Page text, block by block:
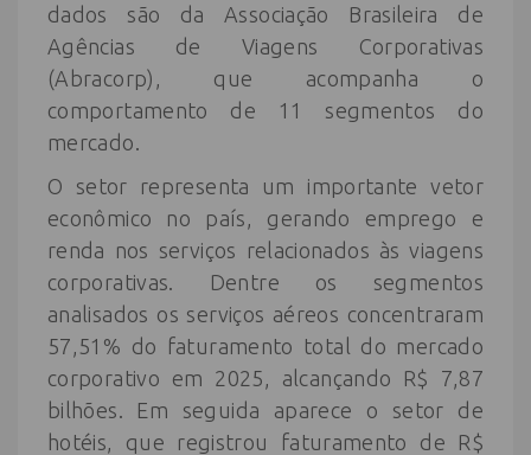
dados são da Associação Brasileira de
Agências de Viagens Corporativas
(Abracorp), que acompanha o
comportamento de 11 segmentos do
mercado.
O setor representa um importante vetor
econômico no país, gerando emprego e
renda nos serviços relacionados às viagens
corporativas. Dentre os segmentos
analisados os serviços aéreos concentraram
57,51% do faturamento total do mercado
corporativo em 2025, alcançando R$ 7,87
bilhões. Em seguida aparece o setor de
hotéis, que registrou faturamento de R$